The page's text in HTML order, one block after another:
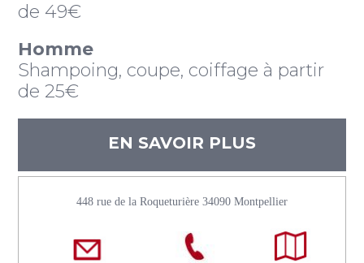
de 49€
Homme
Shampoing, coupe, coiffage à partir
de 25€
EN SAVOIR PLUS
448 rue de la Roqueturière 34090 Montpellier